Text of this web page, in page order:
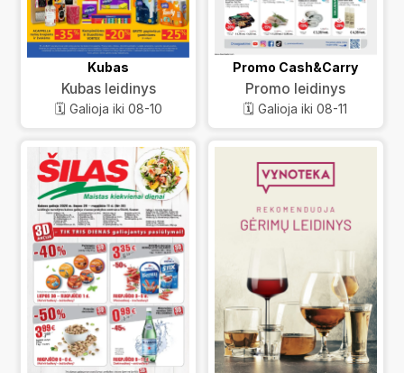
Kubas
Kubas leidinys
🗓️ Galioja iki 08-10
Promo Cash&Carry
Promo leidinys
🗓️ Galioja iki 08-11